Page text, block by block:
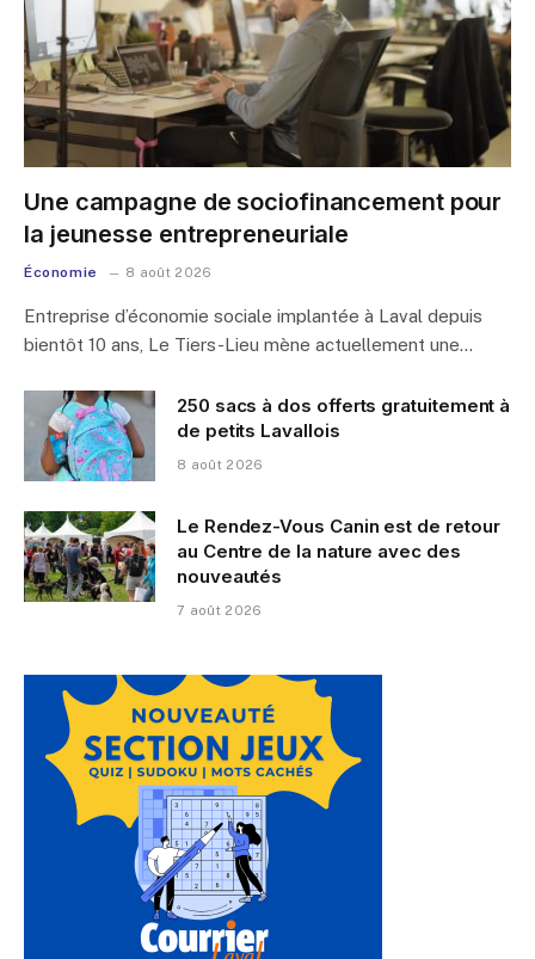
Une campagne de sociofinancement pour
la jeunesse entrepreneuriale
Économie 8 août 2026
Entreprise d’économie sociale implantée à Laval depuis
bientôt 10 ans, Le Tiers-Lieu mène actuellement une…
250 sacs à dos offerts gratuitement à
de petits Lavallois
8 août 2026
Le Rendez-Vous Canin est de retour
au Centre de la nature avec des
nouveautés
7 août 2026